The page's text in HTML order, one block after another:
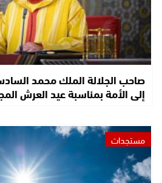
صاحب الجلالة الملك محمد
إلى الأمة بمناسبة عيد العرش
مستجدات